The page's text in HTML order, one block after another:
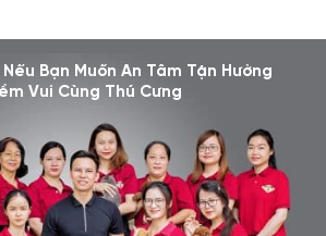
Nếu Bạn Muốn An Tâm Tận Hưởng
Vui Cùng Thú Cưng